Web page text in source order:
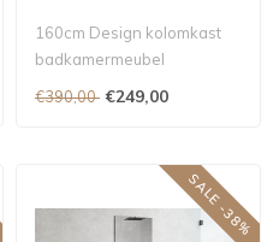
160cm Design kolomkast
badkamermeubel
€390,00 €249,00
SALE -38%